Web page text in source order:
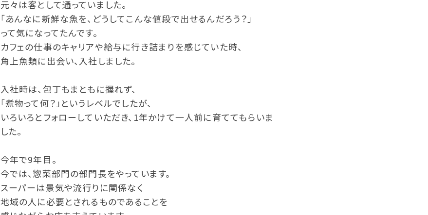
元々は客として通っていました。
「あんなに新鮮な魚を、どうしてこんな値段で出せるんだろう？」
って気になってたんです。
カフェの仕事のキャリアや給与に行き詰まりを感じていた時、
角上魚類に出会い、入社しました。
入社時は、包丁もまともに握れず、
「煮物って何？」というレベルでしたが、
いろいろとフォローしていただき、1年かけて一人前に育ててもらいま
した。
今年で9年目。
今では、惣菜部門の部門長をやっています。
スーパーは景気や流行りに関係なく
地域の人に必要とされるものであることを